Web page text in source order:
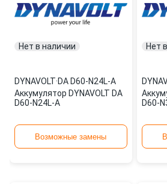
Нет в наличии
DYNAVOLT·DA D60-N24L-A
Аккумулятор DYNAVOLT DA
D60-N24L-A
Возможные замены
Нет
D60-